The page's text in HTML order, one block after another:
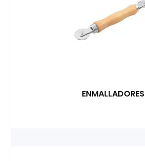
ENMALLADORES